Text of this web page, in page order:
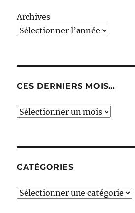
Archives
CES DERNIERS MOIS…
Ces
CATÉGORIES
Catégories